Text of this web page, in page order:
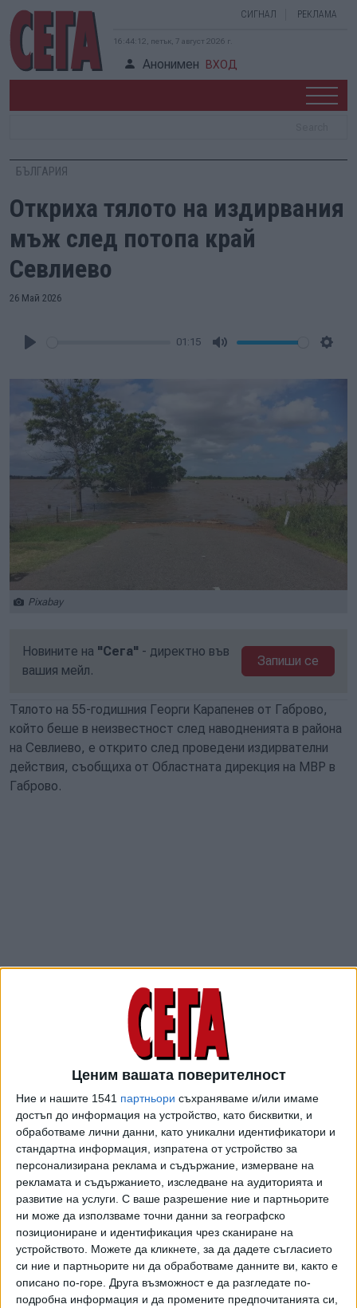
Ценим вашата поверителност
Ние и нашите 1541 партньори съхраняваме и/или имаме
достъп до информация на устройство, като бисквитки, и
обработваме лични данни, като уникални идентификатори и
стандартна информация, изпратена от устройство за
персонализирана реклама и съдържание, измерване на
рекламата и съдържанието, изследване на аудиторията и
развитие на услуги. С ваше разрешение ние и партньорите
ни може да използваме точни данни за географско
позициониране и идентификация чрез сканиране на
устройството. Можете да кликнете, за да дадете съгласието
си ние и партньорите ни да обработваме данните ви, както е
описано по-горе. Друга възможност е да разгледате по-
подробна информация и да промените предпочитанията си,
СИГНАЛ РЕКЛАМА
16:44:13, петък, 7 август 2026 г.
Анонимен ВХОД
БЪЛГАРИЯ
Откриха тялото на издирвания
мъж след потопа край
Севлиево
26 Май 2026
01:15
Pixabay
Новините на "Сега" - директно във
вашия мейл.
Запиши се
Тялото на 55-годишния Георги Карапенев от Габрово,
който беше в неизвестност след наводненията в района
на Севлиево, е открито след проведени издирвателни
действия, съобщиха от Областната дирекция на МВР в
Габрово.
В издирвателната операция са участвали служители на
Областната дирекция на МВР, районните управления в
Габрово и Севлиево, както и екипи на Регионалната
дирекция „Пожарна безопасност и защита на
населението“ в Габрово. За обследване на района е
използван и дрон.
Тялото на мъжа е намерено на приблизително четири
километра от мястото, на което за последно е бил
забелязан. На местопроизшествието се извършва
оглед.
По време на брифинг след наводненията в Севлиево
представители на институциите съобщиха, че няма
данни за други пострадали хора, а екипи на полицията и
пожарната работят по отводняване, обезопасяване и